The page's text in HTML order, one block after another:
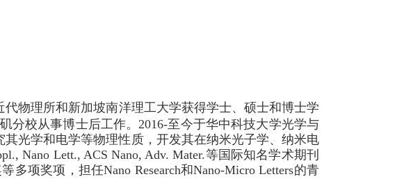
物理所和新加坡南洋理工大学获得学士、硕士和博士学
分校从事博士后工作。2016-至今于华中科技大学光学与
光学和电学等物理性质，开发其在纳米光子学、纳米电
Nano Lett., ACS Nano, Adv. Mater.等国际知名学术期刊
多项奖项，担任Nano Research和Nano-Micro Letters的青